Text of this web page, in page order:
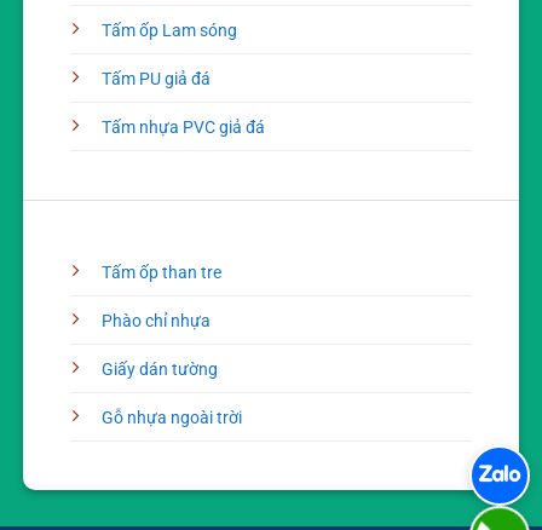
Tấm ốp Lam sóng
Tấm PU giả đá
Tấm nhựa PVC giả đá
Tấm ốp than tre
Phào chỉ nhựa
Giấy dán tường
Gỗ nhựa ngoài trời